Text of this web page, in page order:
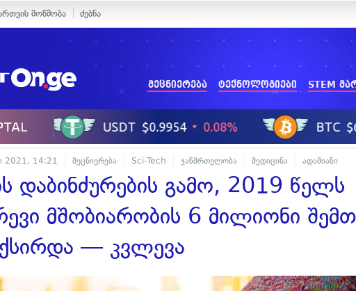
მოწმობა ძებნა
მეცნიერება ტექნოლოგიები STEM
2021, 14:21 მეცნიერება Sci-Tech ჯანმრთელობა მედიცინა ადამიანი
დაბინძურების გამო, 2019 წელს
მშობიარობის 6 მილიონი
— კვლევა